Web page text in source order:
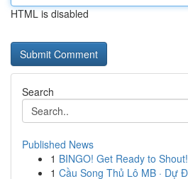
HTML is disabled
Search
Published News
1 BINGO! Get Ready to Shout!
1 Cầu Song Thủ Lô MB · Dự